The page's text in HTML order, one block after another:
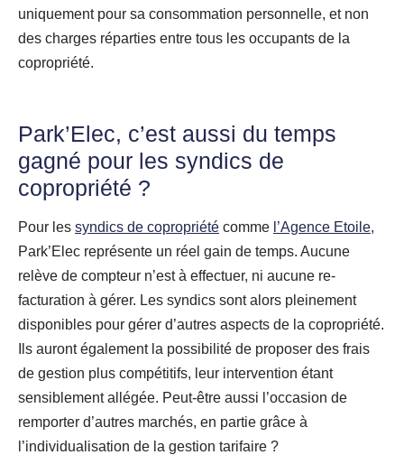
uniquement pour sa consommation personnelle, et non
des charges réparties entre tous les occupants de la
copropriété.
Park’Elec, c’est aussi du temps
gagné pour les syndics de
copropriété ?
Pour les syndics de copropriété comme l’Agence Etoile,
Park’Elec représente un réel gain de temps. Aucune
relève de compteur n’est à effectuer, ni aucune re-
facturation à gérer. Les syndics sont alors pleinement
disponibles pour gérer d’autres aspects de la copropriété.
Ils auront également la possibilité de proposer des frais
de gestion plus compétitifs, leur intervention étant
sensiblement allégée. Peut-être aussi l’occasion de
remporter d’autres marchés, en partie grâce à
l’individualisation de la gestion tarifaire ?